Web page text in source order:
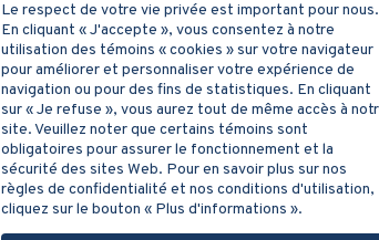
Le respect de votre vie privée est important pour nous.
En cliquant « J'accepte », vous consentez à notre
utilisation des témoins « cookies » sur votre navigateur
pour améliorer et personnaliser votre expérience de
navigation ou pour des fins de statistiques. En cliquant
sur « Je refuse », vous aurez tout de même accès à
site. Veuillez noter que certains témoins sont
obligatoires pour assurer le fonctionnement et la
sécurité des sites Web. Pour en savoir plus sur nos
règles de confidentialité et nos conditions d'utilisation,
cliquez sur le bouton « Plus d'informations ».